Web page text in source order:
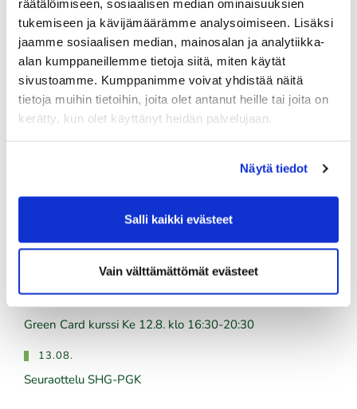
räätälöimiseen, sosiaalisen median ominaisuuksien
tukemiseen ja kävijämäärämme analysoimiseen. Lisäksi
jaamme sosiaalisen median, mainosalan ja analytiikka-
alan kumppaneillemme tietoja siitä, miten käytät
sivustoamme. Kumppanimme voivat yhdistää näitä
tietoja muihin tietoihin, joita olet antanut heille tai joita on
kerätty, kun olet käyttänyt heidän palvelujaan.
Näytä tiedot
Salli kaikki evästeet
Vain välttämättömät evästeet
03.08.
Golfshop Open 27r
Tulevat tapahtumat
11.08.
Senioritiistai 12
Green Card kurssi Ke 12.8. klo 16:30-20:30
13.08.
Seuraottelu SHG-PGK